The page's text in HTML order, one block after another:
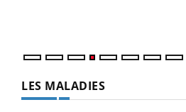
LES MALADIES